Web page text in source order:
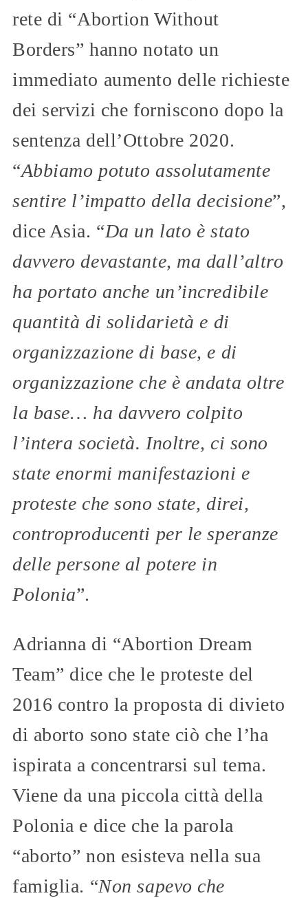
rete di “Abortion Without
Borders” hanno notato un
immediato aumento delle richieste
dei servizi che forniscono dopo la
sentenza dell’Ottobre 2020.
“Abbiamo potuto assolutamente
sentire l’impatto della decisione”,
dice Asia. “Da un lato è stato
davvero devastante, ma dall’altro
ha portato anche un’incredibile
quantità di solidarietà e di
organizzazione di base, e di
organizzazione che è andata oltre
la base… ha davvero colpito
l’intera società. Inoltre, ci sono
state enormi manifestazioni e
proteste che sono state, direi,
controproducenti per le speranze
delle persone al potere in
Polonia”.
Adrianna di “Abortion Dream
Team” dice che le proteste del
2016 contro la proposta di divieto
di aborto sono state ciò che l’ha
ispirata a concentrarsi sul tema.
Viene da una piccola città della
Polonia e dice che la parola
“aborto” non esisteva nella sua
famiglia. “Non sapevo che